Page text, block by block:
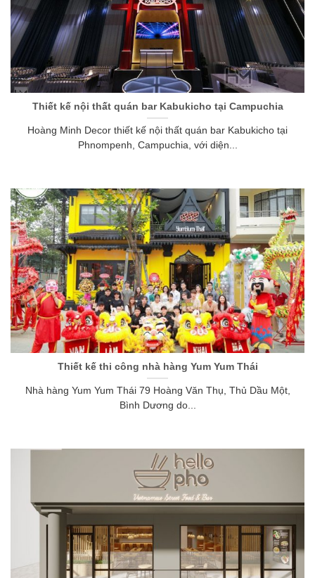
Thiết kế nội thất quán bar Kabukicho tại Campuchia
Hoàng Minh Decor thiết kế nội thất quán bar Kabukicho tại
Phnompenh, Campuchia, với diện...
Thiết kế thi công nhà hàng Yum Yum Thái
Nhà hàng Yum Yum Thái 79 Hoàng Văn Thụ, Thủ Dầu Một,
Bình Dương do...